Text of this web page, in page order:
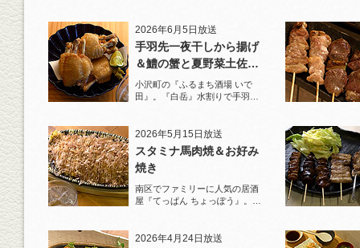
2026年6月5日放送
手羽先一夜干しから揚げ
＆鱧の蟹と夏野菜土佐酢
ジュレがけ
小沢町の『ふるまち酒場 いで
田』。『白岳』水割りで手羽先
2026年5月15日放送
スタミナ馬肉焼＆お好み
焼き
南区でファミリーに人気の居酒
屋『てっぱん ちょっぽう』。王
2026年4月24日放送